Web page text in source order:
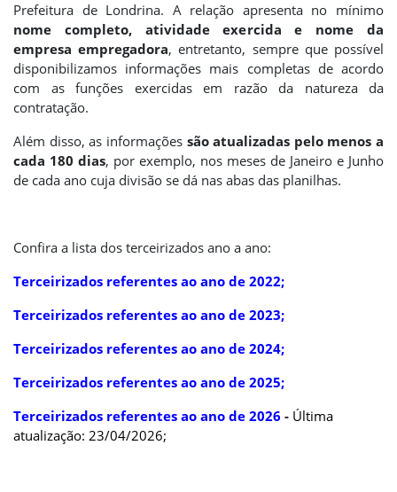
Prefeitura de Londrina. A relação apresenta no mínimo
nome completo, atividade exercida e nome da
empresa empregadora, entretanto, sempre que possível
disponibilizamos informações mais completas de acordo
com as funções exercidas em razão da natureza da
contratação.
Além disso, as informaçõessão atualizadas pelo menos a
cada 180 dias, por exemplo, nos meses de Janeiro e Junho
de cada ano cuja divisão se dá nas abas das planilhas.
Confira a lista dos terceirizados ano a ano:
Terceirizados referentes ao ano de 2022;
Terceirizados referentes ao ano de 2023;
Terceirizados referentes ao ano de 2024;
Terceirizados referentes ao ano de 2025;
Terceirizados referentes ao ano de 2026 - Última
atualização: 23/04/2026;